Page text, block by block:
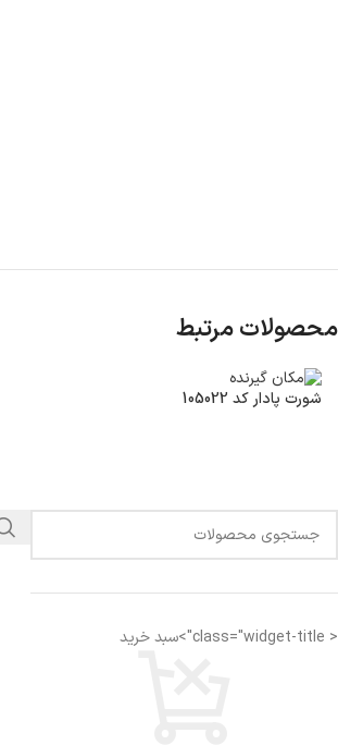
محصولات مرتبط
شورت پادار کد 105022
< class="widget-title">سبد خرید